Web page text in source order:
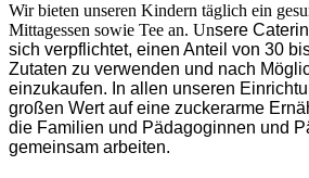
Wir bieten unseren Kindern täglich ein
Mittagessen sowie Tee an. Unsere
sich verpflichtet, einen Anteil von 30
Zutaten zu verwenden und nach
einzukaufen. In allen unseren
großen Wert auf eine zuckerarme
die Familien und Pädagoginnen und
gemeinsam arbeiten.